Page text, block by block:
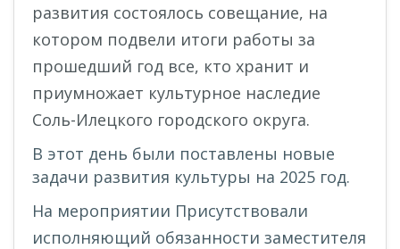
развития состоялось совещание, на
котором подвели итоги работы за
прошедший год все, кто хранит и
приумножает культурное наследие
Соль-Илецкого городского округа.
В этот день были поставлены новые
задачи развития культуры на 2025 год.
На мероприятии Присутствовали
исполняющий обязанности заместителя